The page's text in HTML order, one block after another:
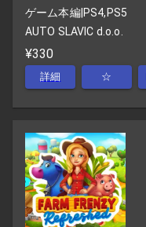
ゲーム本編|PS4,PS5
AUTO SLAVIC d.o.o.
¥330
詳細 ☆